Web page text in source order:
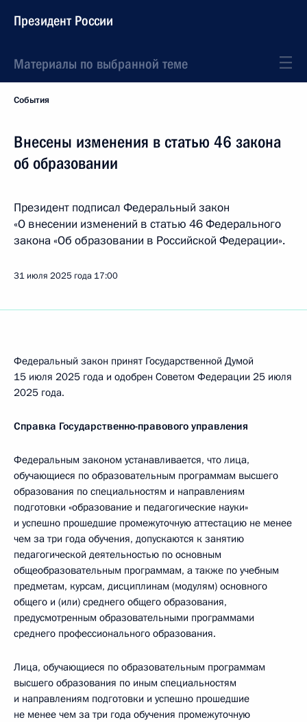
Президент России
Материалы по выбранной теме
События
Внесены изменения в статью 46 закона
об образовании
Президент подписал Федеральный закон
«О внесении изменений в статью 46 Федерального
закона «Об образовании в Российской Федерации».
31 июля 2025 года 17:00
Федеральный закон принят Государственной Думой
15 июля 2025 года и одобрен Советом Федерации 25 июля
2025 года.
Справка Государственно-правового управления
Федеральным законом устанавливается, что лица,
обучающиеся по образовательным программам высшего
образования по специальностям и направлениям
подготовки «образование и педагогические науки»
и успешно прошедшие промежуточную аттестацию не менее
чем за три года обучения, допускаются к занятию
педагогической деятельностью по основным
общеобразовательным программам, а также по учебным
предметам, курсам, дисциплинам (модулям) основного
общего и (или) среднего общего образования,
предусмотренным образовательными программами
среднего профессионального образования.
Лица, обучающиеся по образовательным программам
высшего образования по иным специальностям
и направлениям подготовки и успешно прошедшие
не менее чем за три года обучения промежуточную